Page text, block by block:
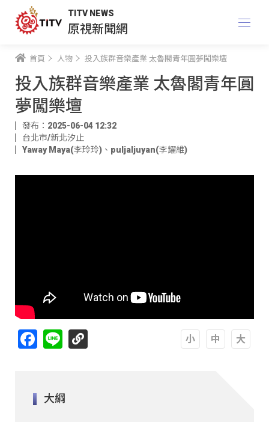
TITV NEWS
原視新聞網
首頁 人物 投入族群音樂產業 太魯閣青年圓夢闖樂壇
投入族群音樂產業 太魯閣青年圓
夢闖樂壇
發布：2025-06-04 12:32
台北市/新北汐止
Yaway Maya(李玲玲) 、 puljaljuyan(李耀維)
Facebook
Line
大綱